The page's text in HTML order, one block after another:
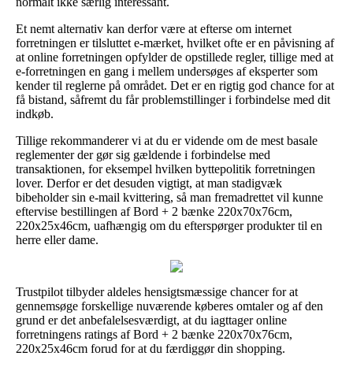
Et nemt alternativ kan derfor være at efterse om internet
forretningen er tilsluttet e-mærket, hvilket ofte er en påvisning af
at online forretningen opfylder de opstillede regler, tillige med at
e-forretningen en gang i mellem undersøges af eksperter som
kender til reglerne på området. Det er en rigtig god chance for at
få bistand, såfremt du får problemstillinger i forbindelse med dit
indkøb.
Tillige rekommanderer vi at du er vidende om de mest basale
reglementer der gør sig gældende i forbindelse med
transaktionen, for eksempel hvilken byttepolitik forretningen
lover. Derfor er det desuden vigtigt, at man stadigvæk
bibeholder sin e-mail kvittering, så man fremadrettet vil kunne
eftervise bestillingen af Bord + 2 bænke 220x70x76cm,
220x25x46cm, uafhængig om du efterspørger produkter til en
herre eller dame.
Trustpilot tilbyder aldeles hensigtsmæssige chancer for at
gennemsøge forskellige nuværende køberes omtaler og af den
grund er det anbefalelsesværdigt, at du iagttager online
forretningens ratings af Bord + 2 bænke 220x70x76cm,
220x25x46cm forud for at du færdiggør din shopping.